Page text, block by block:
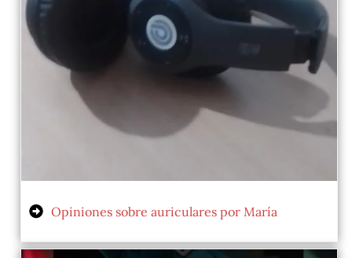
Opiniones sobre auriculares por María